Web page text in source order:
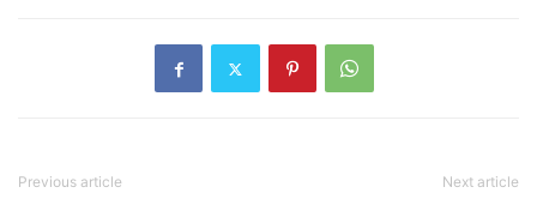
Previous article Next article